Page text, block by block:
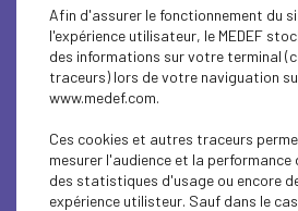
SUSTAINABLE DEVELOPMENT
SUSTAINABLE DEVELOPMENT
SUSTAINABLE DEVELOPMENT
SUSTAINABLE DEVELOPMENT
INTERNATIONAL - EUROPE
Afin d'assurer le fonctionnement du
l'expérience utilisateur, le MEDEF
des informations sur votre terminal
traceurs) lors de votre naviguation
www.medef.com.
Ces cookies et autres traceurs
mesurer l'audience et la performance
des statistiques d'usage ou encore
expérience utilisteur. Sauf dans le